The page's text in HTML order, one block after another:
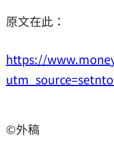
原文在此：
https://
©外稿